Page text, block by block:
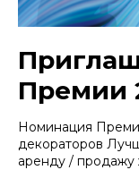
Премии
Номинация
декораторов
аренду / продажу